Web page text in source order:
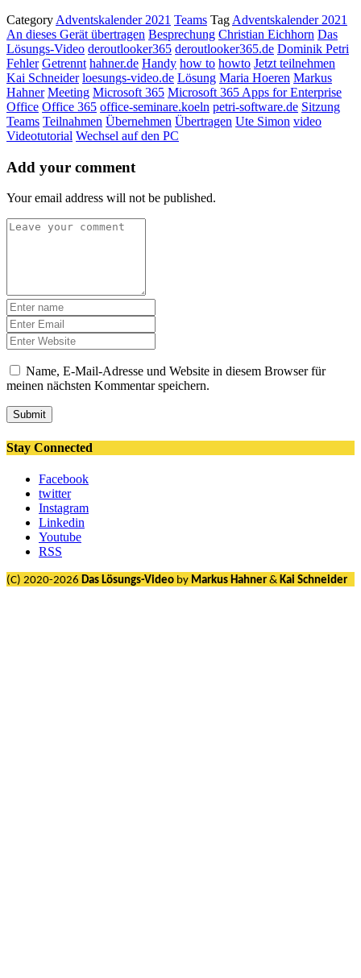
Category Adventskalender 2021 Teams Tag Adventskalender 2021
An dieses Gerät übertragen Besprechung Christian Eichhorn Das
Lösungs-Video deroutlooker365 deroutlooker365.de Dominik Petri
Fehler Getrennt hahner.de Handy how to howto Jetzt teilnehmen
Kai Schneider loesungs-video.de Lösung Maria Hoeren Markus
Hahner Meeting Microsoft 365 Microsoft 365 Apps for Enterprise
Office Office 365 office-seminare.koeln petri-software.de Sitzung
Teams Teilnahmen Übernehmen Übertragen Ute Simon video
Videotutorial Wechsel auf den PC
Add your comment
Your email address will not be published.
Name, E-Mail-Adresse und Website in diesem Browser für
meinen nächsten Kommentar speichern.
Submit
Stay Connected
Facebook
twitter
Instagram
Linkedin
Youtube
RSS
(C) 2020-2026 Das Lösungs-Video by Markus Hahner & Kai Schneider